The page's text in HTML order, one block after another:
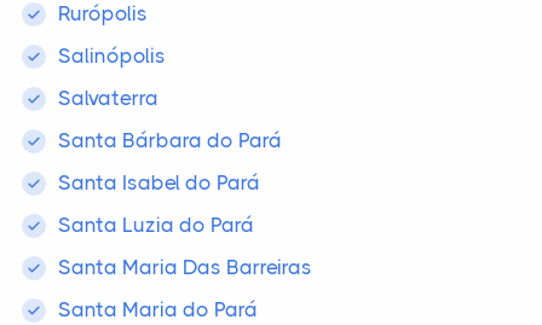
Rurópolis
Salinópolis
Salvaterra
Santa Bárbara do Pará
Santa Isabel do Pará
Santa Luzia do Pará
Santa Maria Das Barreiras
Santa Maria do Pará